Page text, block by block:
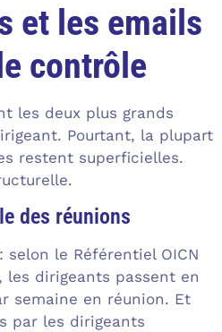
et les emails
contrôle
les deux plus grands
Pourtant, la plupart
restent superficielles.
des réunions
le Référentiel OICN
les dirigeants passent en
semaine en réunion. Et
par les dirigeants